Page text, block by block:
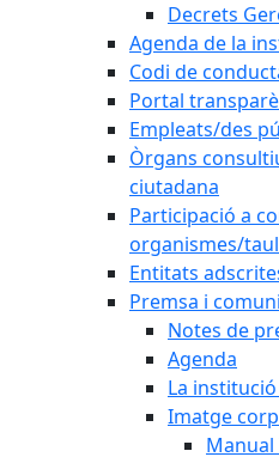
Decrets
Agenda de la
Codi de
Portal
Empleats/des
Òrgans
ciutadana
Participació a
organismes/
Entitats
Premsa i
Notes de
Agenda
La
Imatge